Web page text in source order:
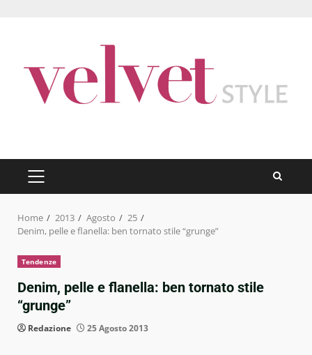
PRIMARY
MENU
Home 2013 Agosto
25
Denim, pelle e flanella: ben tornato stile “grunge”
Tendenze
Denim, pelle e flanella: ben tornato stile
“grunge”
Redazione 25 Agosto 2013